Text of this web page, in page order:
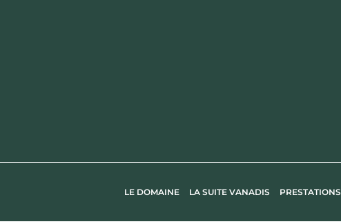
LE DOMAINE LA SUITE VANADIS PRESTATIONS